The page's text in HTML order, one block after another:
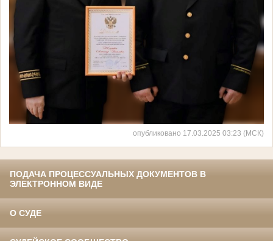
опубликовано 17.03.2025 03:23 (МСК)
ПОДАЧА ПРОЦЕССУАЛЬНЫХ ДОКУМЕНТОВ В
ЭЛЕКТРОННОМ ВИДЕ
О СУДЕ